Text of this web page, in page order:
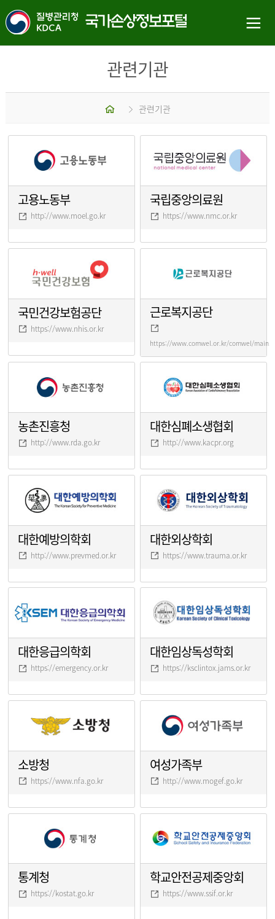
관련기관
홈 관련기관
고용노동부
http://www.moel.go.kr
국립중앙의료원
https://www.nmc.or.kr
국민건강보험공단
https://www.nhis.or.kr
근로복지공단
https://www.comwel.or.kr/comwel/
농촌진흥청
http://www.rda.go.kr
대한심폐소생협회
http://www.kacpr.org
대한예방의학회
http://www.prevmed.or.kr
대한외상학회
https://www.trauma.or.kr
대한응급의학회
https://emergency.or.kr
대한임상독성학회
https://ksclintox.jams.or.kr
소방청
https://www.nfa.go.kr
여성가족부
http://www.mogef.go.kr
통계청
https://kostat.go.kr
학교안전공제중앙회
https://www.ssif.or.kr